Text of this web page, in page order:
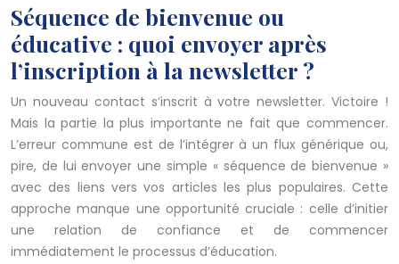
Séquence de bienvenue ou
éducative : quoi envoyer après
l’inscription à la newsletter ?
Un nouveau contact s’inscrit à votre newsletter. Victoire !
Mais la partie la plus importante ne fait que commencer.
L’erreur commune est de l’intégrer à un flux générique ou,
pire, de lui envoyer une simple « séquence de bienvenue »
avec des liens vers vos articles les plus populaires. Cette
approche manque une opportunité cruciale : celle d’initier
une relation de confiance et de commencer
immédiatement le processus d’éducation.